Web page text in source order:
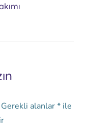
Gerekli alanlar*ile